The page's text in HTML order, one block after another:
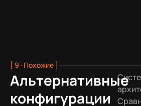
[ 9 · Похожие ]
Альтернативные
конфигурации